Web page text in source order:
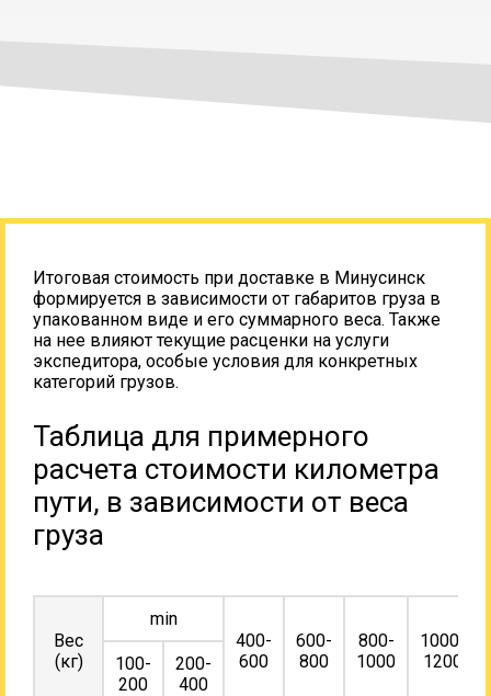
Итоговая стоимость при доставке в Минусинск
формируется в зависимости от габаритов груза в
упакованном виде и его суммарного веса. Также
на нее влияют текущие расценки на услуги
экспедитора, особые условия для конкретных
категорий грузов.
Таблица для примерного
расчета стоимости километра
пути, в зависимости от веса
груза
Вес
(кг)
min
400-
600
600-
800
800-
1000
1000-
1200
100-
200
200-
400